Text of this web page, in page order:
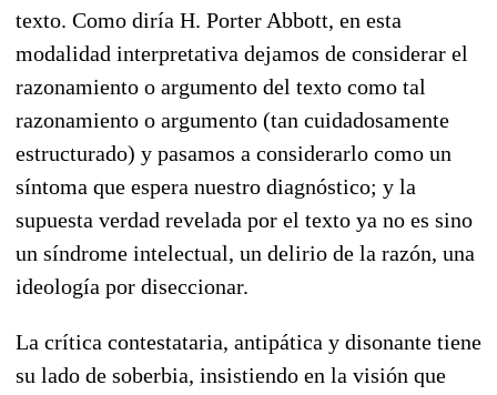
texto. Como diría H. Porter Abbott, en esta
modalidad interpretativa dejamos de considerar el
razonamiento o argumento del texto como tal
razonamiento o argumento (tan cuidadosamente
estructurado) y pasamos a considerarlo como un
síntoma que espera nuestro diagnóstico; y la
supuesta verdad revelada por el texto ya no es sino
un síndrome intelectual, un delirio de la razón, una
ideología por diseccionar.
La crítica contestataria, antipática y disonante tiene
su lado de soberbia, insistiendo en la visión que